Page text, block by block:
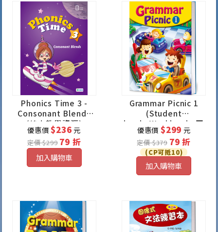
Phonics Time 3 -
Consonant Blends
(線上教學資源)
優惠價$236元
定價 $299 79 折
加入購物車
Grammar Picnic 1
(Student
book+Workbook+互
動式數位遊戲)
優惠價 $299 元
定價 $379 79 折
(CP可抵10)
加入購物車